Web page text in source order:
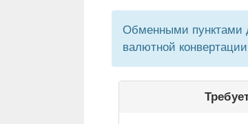
Обменными пунктами
валютной